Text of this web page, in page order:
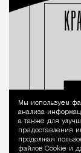
Мы используем
анализа
а также для
предоставления
продолжая
файлов Cookie и